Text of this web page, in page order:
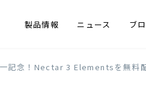
製品情報 ニュース ブ
記念！Nectar 3 Elementsを無料